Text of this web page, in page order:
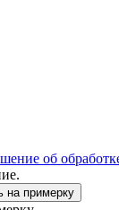
об
на примерку